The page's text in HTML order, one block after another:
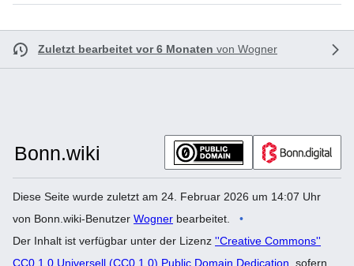
Zuletzt bearbeitet vor 6 Monaten von Wogner
Diese Seite wurde zuletzt am 24. Februar 2026 um 14:07 Uhr
von Bonn.wiki-Benutzer Wogner bearbeitet.
Der Inhalt ist verfügbar unter der Lizenz ''Creative Commons''
CC0 1.0 Universell (CC0 1.0) Public Domain Dedication , sofern